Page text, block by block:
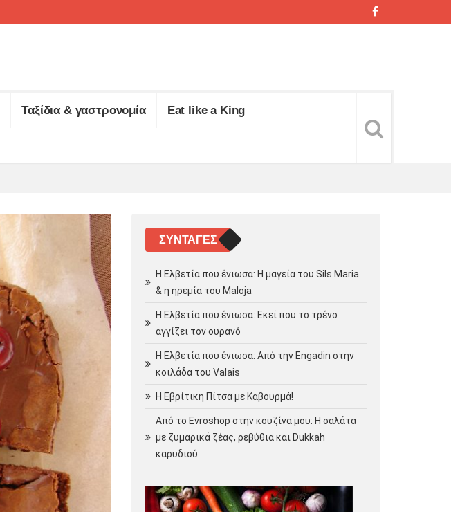
Ταξίδια & γαστρονομία Eat like a King
ΣΥΝΤΑΓΈΣ
Η Ελβετία που ένιωσα: Η μαγεία του Sils Maria
& η ηρεμία του Maloja
Η Ελβετία που ένιωσα: Εκεί που το τρένο
αγγίζει τον ουρανό
Η Ελβετία που ένιωσα: Από την Engadin στην
κοιλάδα του Valais
Η Εβρίτικη Πίτσα με Καβουρμά!
Από το Evroshop στην κουζίνα μου: Η σαλάτα
με ζυμαρικά ζέας, ρεβύθια και Dukkah
καρυδιού